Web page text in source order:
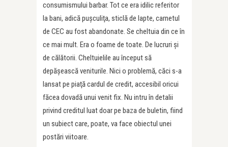
consumismului barbar. Tot ce era idilic referitor
la bani, adică puşculiţa, sticlă de lapte, carnetul
de CEC au fost abandonate. Se cheltuia din ce în
ce mai mult. Era o foame de toate. De lucruri şi
de călătorii. Cheltuielile au început să
depăşească veniturile. Nici o problemă, căci s-a
lansat pe piaţă cardul de credit, accesibil oricui
făcea dovadă unui venit fix. Nu intru în detalii
privind creditul luat doar pe baza de buletin, fiind
un subiect care, poate, va face obiectul unei
postări viitoare.